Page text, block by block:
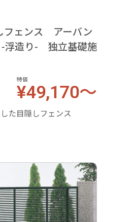
ェンス アーバン
浮造り- 独立基礎施
特価
¥49,170～
た目隠しフェンス